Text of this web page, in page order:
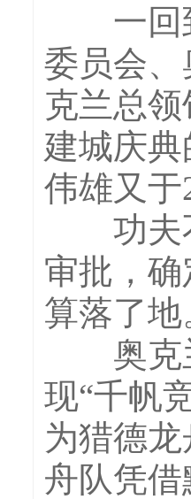
一回到
委员会
克兰总
建城庆
伟雄又于
功夫不
审批，
算落了地
奥克兰
现“千帆
为猎德
舟队凭